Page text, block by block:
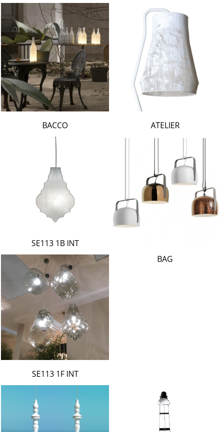
ATELIER
BACCO
BAG
SE113 1B INT
SE113 1F INT